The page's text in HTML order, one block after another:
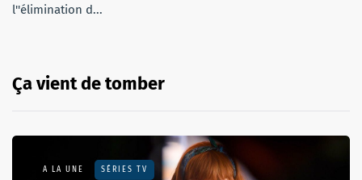
l''élimination d...
Ça vient de tomber
A LA UNE SÉRIES TV